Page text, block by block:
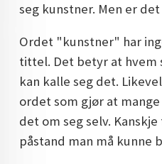
STORE MALERIER TIL STUE
NORSK KUNST
DOPAMIN DECOR NORGE
DOPAMIN DECOR NORGE
seg kunstner. Men er
Ordet "kunstner" har
tittel. Det betyr at hvem
kan kalle seg det.
ordet som gjør at
det om seg selv.
påstand man må kunne